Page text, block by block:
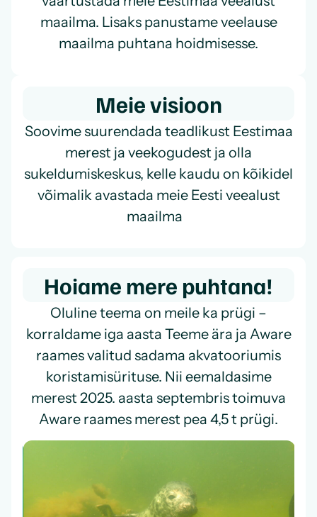
maailma. Lisaks panustame veelause
maailma puhtana hoidmisesse.
Meie visioon
Soovime suurendada teadlikust Eestimaa
merest ja veekogudest ja olla
sukeldumiskeskus, kelle kaudu on kõikidel
võimalik avastada meie Eesti veealust
maailma
Hoiame mere puhtana!
Oluline teema on meile ka prügi –
korraldame iga aasta Teeme ära ja Aware
raames valitud sadama akvatooriumis
koristamisürituse. Nii eemaldasime
merest 2025. aasta septembris toimuva
Aware raames merest pea 4,5 t prügi.